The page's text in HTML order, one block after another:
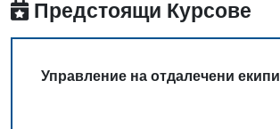
Предстоящи Курсове
Управление на отдалечени екипи